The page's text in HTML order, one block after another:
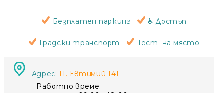
Безплатен паркинг ♿ Достъп
Градски транспорт Тест на място
Адрес: П. Евтимий 141
Работно време: